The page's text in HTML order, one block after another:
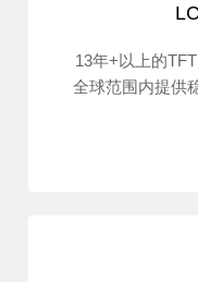
13年+以上的
全球范围内提供